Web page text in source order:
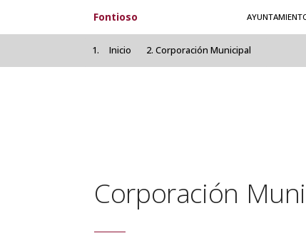
Pasar al contenido principal
Fontioso
Inicio Corporación Municipal
Corporación